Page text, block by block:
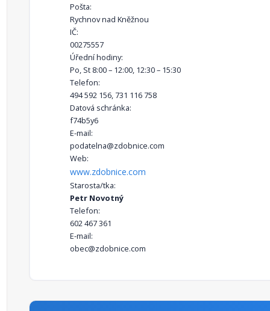
Pošta:
Rychnov nad Kněžnou
IČ:
00275557
Úřední hodiny:
Po, St 8:00 – 12:00, 12:30 – 15:30
Telefon:
494 592 156, 731 116 758
Datová schránka:
f74b5y6
E-mail:
podatelna@zdobnice.com
Web:
www.zdobnice.com
Starosta/tka:
Petr Novotný
Telefon:
602 467 361
E-mail:
obec@zdobnice.com